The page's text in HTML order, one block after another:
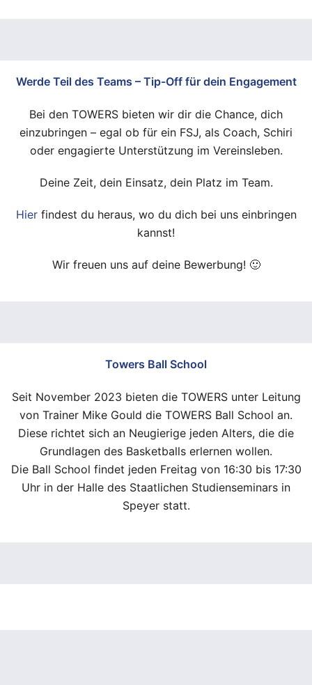
Werde Teil des Teams – Tip-Off für dein Engagement
Bei den TOWERS bieten wir dir die Chance, dich
einzubringen – egal ob für ein FSJ, als Coach, Schiri
oder engagierte Unterstützung im Vereinsleben.
Deine Zeit, dein Einsatz, dein Platz im Team.
Hierfindest du heraus, wo du dich bei uns einbringen
kannst!
Wir freuen uns auf deine Bewerbung! 🙂
Towers Ball School
Seit November 2023 bieten die TOWERS unter Leitung
von Trainer Mike Gould die TOWERS Ball School an.
Diese richtet sich an Neugierige jeden Alters, die die
Grundlagen des Basketballs erlernen wollen.
Die Ball School findet jeden Freitag von 16:30 bis 17:30
Uhr in der Halle des Staatlichen Studienseminars in
Speyer statt.